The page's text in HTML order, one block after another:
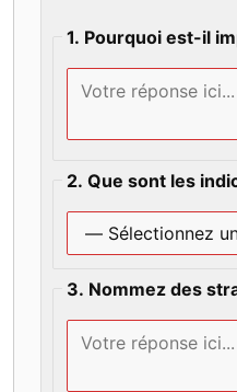
1. Pourquoi est-il
2. Que sont les
3. Nommez des